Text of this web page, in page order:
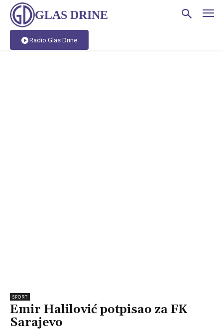
GLAS DRINE
Radio Glas Drine
SPORT
Emir Halilović potpisao za FK
Sarajevo